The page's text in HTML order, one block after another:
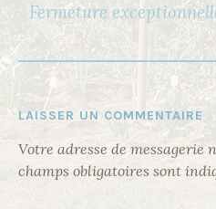
G
A
T
I
O
N
D
Fermeture
LAISSER UN COMMENTAIRE
Votre adresse de messagerie
champs obligatoires sont